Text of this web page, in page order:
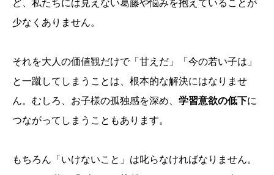
ど、私たちには見えない葛藤や悩みを抱えていることが
少なくありません。
それを大人の価値観だけで「甘えだ」「今の若い子は」
と一蹴してしまうことは、根本的な解決にはなりませ
ん。むしろ、お子様の孤独感を深め、 学習意欲の低下に
つながってしまうこともあります。
もちろん「いけないこと」は叱らなければなりません。